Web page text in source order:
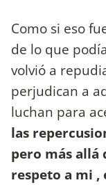
Como si eso
de lo que
volvió a
perjudican a
luchan para
las
pero más allá
respeto a mi ,